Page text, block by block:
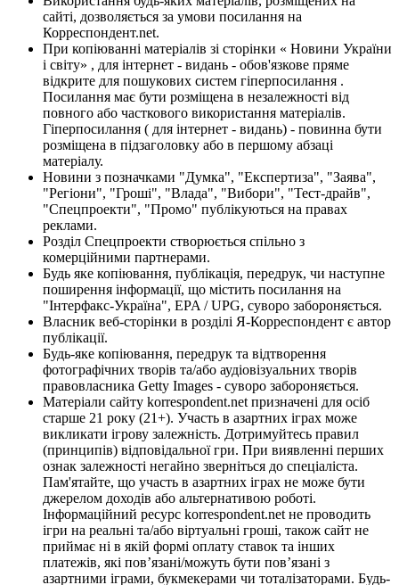
сайті, дозволяється за умови посилання на
Корреспондент.net.
При копіюванні матеріалів зі сторінки « Новини України
і світу» , для інтернет - видань - обов'язкове пряме
відкрите для пошукових систем гіперпосилання .
Посилання має бути розміщена в незалежності від
повного або часткового використання матеріалів.
Гіперпосилання ( для інтернет - видань) - повинна бути
розміщена в підзаголовку або в першому абзаці
матеріалу.
Новини з позначками "Думка", "Експертиза", "Заява",
"Регіони", "Гроші", "Влада", "Вибори", "Тест-драйв",
"Спецпроекти", "Промо" публікуються на правах
реклами.
Розділ Спецпроекти створюється спільно з
комерційними партнерами.
Будь яке копіювання, публікація, передрук, чи наступне
поширення інформації, що містить посилання на
"Інтерфакс-Україна", EPA / UPG, суворо забороняється.
Власник веб-сторінки в розділі Я-Корреспондент є автор
публікації.
Будь-яке копіювання, передрук та відтворення
фотографічних творів та/або аудіовізуальних творів
правовласника Getty Images - суворо забороняється.
Матеріали сайту korrespondent.net призначені для осіб
старше 21 року (21+). Участь в азартних іграх може
викликати ігрову залежність. Дотримуйтесь правил
(принципів) відповідальної гри. При виявленні перших
ознак залежності негайно зверніться до спеціаліста.
Пам'ятайте, що участь в азартних іграх не може бути
джерелом доходів або альтернативою роботі.
Інформаційний ресурс korrespondent.net не проводить
ігри на реальні та/або віртуальні гроші, також сайт не
приймає ні в якій формі оплату ставок та інших
платежів, які пов’язані/можуть бути пов’язані з
азартними іграми, букмекерами чи тоталізаторами. Будь-